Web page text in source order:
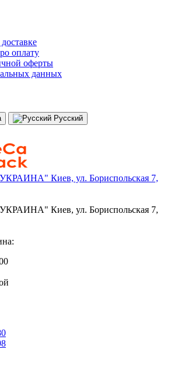
оплату
оферты
данных
Русский
Киев, ул. Бориспольская 7,
Киев, ул. Бориспольская 7,